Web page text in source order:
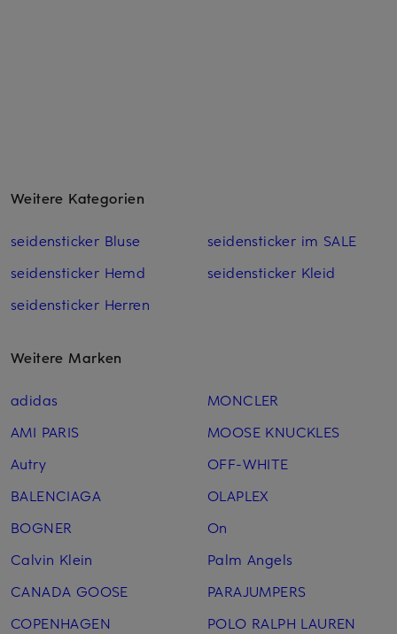
Weitere Kategorien
seidensticker Bluse
seidensticker Hemd
seidensticker Herren
seidensticker im SALE
seidensticker Kleid
Weitere Marken
adidas
AMI PARIS
Autry
BALENCIAGA
BOGNER
Calvin Klein
CANADA GOOSE
COPENHAGEN
MONCLER
MOOSE KNUCKLES
OFF-WHITE
OLAPLEX
On
Palm Angels
PARAJUMPERS
POLO RALPH LAUREN